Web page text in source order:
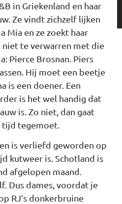
in Griekenland en haar
Ze vindt zichzelf lijken
Mia en ze zoekt haar
niet te verwarren met die
Pierce Brosnan. Piers
Hij moet een beetje
is een doener. Een
is het wel handig dat
is. Zo niet, dan gaat
tijd tegemoet.
isverliefd geworden op
kutweer is. Schotland is
afgelopen maand.
Dus dames, voordat je
RJ’s donkerbruine